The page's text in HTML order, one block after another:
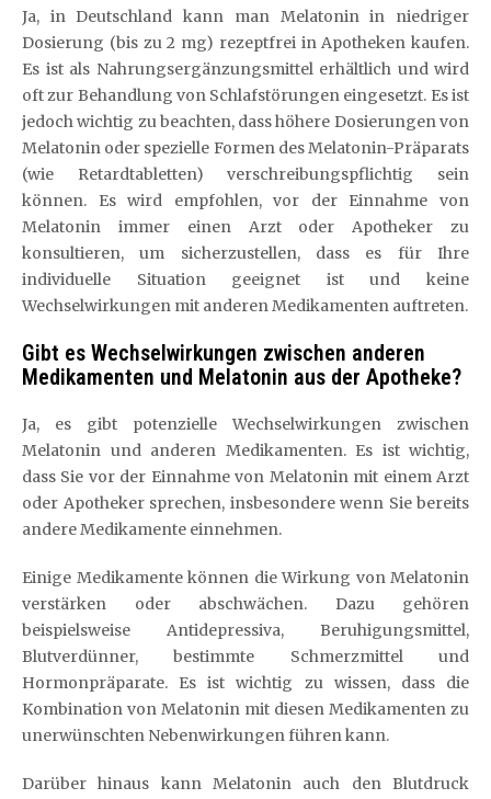
Ja, in Deutschland kann man Melatonin in niedriger
Dosierung (bis zu 2 mg) rezeptfrei in Apotheken kaufen.
Es ist als Nahrungsergänzungsmittel erhältlich und wird
oft zur Behandlung von Schlafstörungen eingesetzt. Es ist
jedoch wichtig zu beachten, dass höhere Dosierungen von
Melatonin oder spezielle Formen des Melatonin-Präparats
(wie Retardtabletten) verschreibungspflichtig sein
können. Es wird empfohlen, vor der Einnahme von
Melatonin immer einen Arzt oder Apotheker zu
konsultieren, um sicherzustellen, dass es für Ihre
individuelle Situation geeignet ist und keine
Wechselwirkungen mit anderen Medikamenten auftreten.
Gibt es Wechselwirkungen zwischen anderen
Medikamenten und Melatonin aus der Apotheke?
Ja, es gibt potenzielle Wechselwirkungen zwischen
Melatonin und anderen Medikamenten. Es ist wichtig,
dass Sie vor der Einnahme von Melatonin mit einem Arzt
oder Apotheker sprechen, insbesondere wenn Sie bereits
andere Medikamente einnehmen.
Einige Medikamente können die Wirkung von Melatonin
verstärken oder abschwächen. Dazu gehören
beispielsweise Antidepressiva, Beruhigungsmittel,
Blutverdünner, bestimmte Schmerzmittel und
Hormonpräparate. Es ist wichtig zu wissen, dass die
Kombination von Melatonin mit diesen Medikamenten zu
unerwünschten Nebenwirkungen führen kann.
Darüber hinaus kann Melatonin auch den Blutdruck